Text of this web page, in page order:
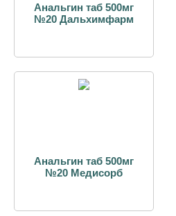
Анальгин таб 500мг
№20 Дальхимфарм
Анальгин таб 500мг
№20 Медисорб